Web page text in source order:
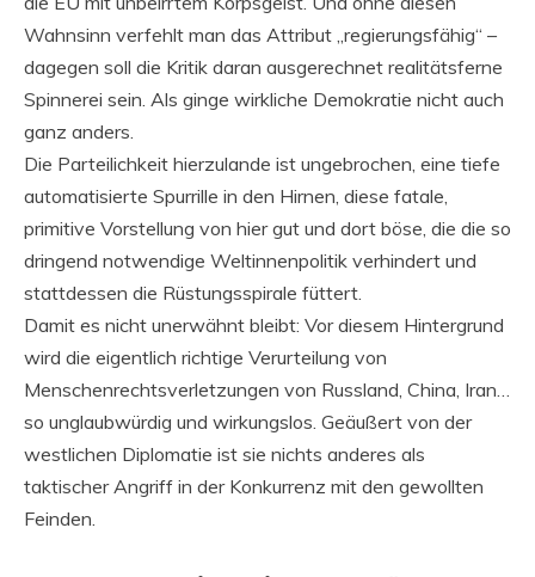
Wahnsinn verfehlt man das Attribut „regierungsfähig“ –
dagegen soll die Kritik daran ausgerechnet realitätsferne
Spinnerei sein. Als ginge wirkliche Demokratie nicht auch
ganz anders.
Die Parteilichkeit hierzulande ist ungebrochen, eine tiefe
automatisierte Spurrille in den Hirnen, diese fatale,
primitive Vorstellung von hier gut und dort böse, die die so
dringend notwendige Weltinnenpolitik verhindert und
stattdessen die Rüstungsspirale füttert.
Damit es nicht unerwähnt bleibt: Vor diesem Hintergrund
wird die eigentlich richtige Verurteilung von
Menschenrechtsverletzungen von Russland, China, Iran…
so unglaubwürdig und wirkungslos. Geäußert von der
westlichen Diplomatie ist sie nichts anderes als
taktischer Angriff in der Konkurrenz mit den gewollten
Feinden.